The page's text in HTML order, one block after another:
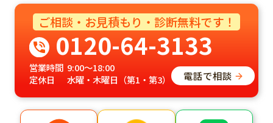
ご相談・お見積もり・診断無料です！
0120-64-3133
営業時間 9:00～18:00
定休日
水曜・木曜日（第1・第3） 電話で相談